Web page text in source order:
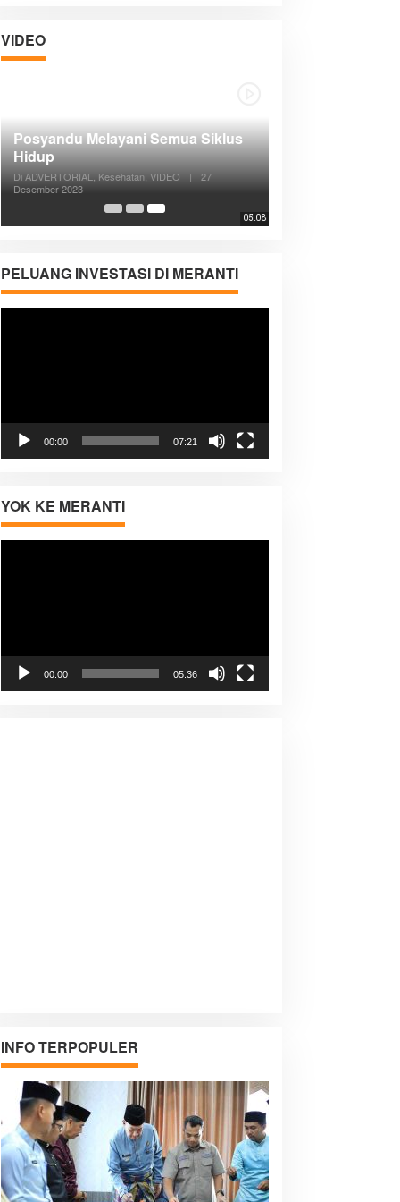
VIDEO
05:08
Posyandu Melayani Semua Siklus
Hidup
Di ADVERTORIAL, Kesehatan, VIDEO |
27
Desember 2023
PELUANG INVESTASI DI MERANTI
Pemutar
00:00 07:21
YOK KE MERANTI
Pemutar
00:00 05:36
INFO TERPOPULER